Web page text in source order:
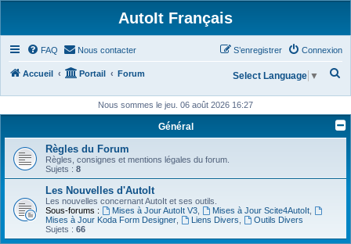
AutoIt Français
FAQ Nous contacter Connexion
S’enregistrer
Accueil Portail Forum
h
r
Select Language ▼
Nous sommes le jeu. 06 août 2026 16:27
Général
Règles du Forum
Règles, consignes et mentions légales du forum.
Sujets : 8
Les Nouvelles d'AutoIt
Les nouvelles concernant AutoIt et ses outils.
Sous-forums :
Mises à Jour AutoIt V3, Mises à Jour Scite4AutoIt,
Mises à Jour Koda Form Designer
Liens Divers
Outils Divers
Sujets : 66